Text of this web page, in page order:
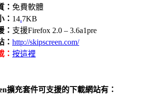
： 免費軟體
： 14.7KB
： 支援Firefox 2.0 – 3.6a1pre
： http://skipscreen.com/
： 按這裡
擴充套件可支援的下載網站有：